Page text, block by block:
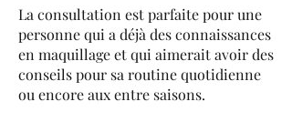
La consultation est parfaite pour une
personne qui a déjà des connaissances
en maquillage et qui aimerait avoir des
conseils pour sa routine quotidienne
ou encore aux entre saisons.